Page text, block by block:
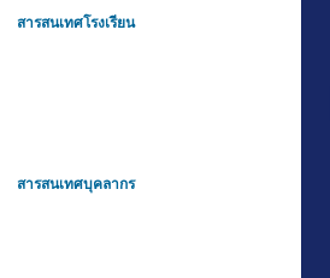
สารสนเทศโรงเรียน
สารสนเทศบุคลากร